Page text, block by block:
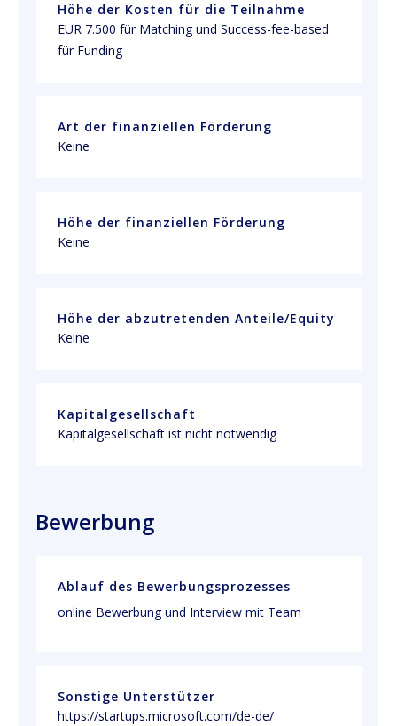
Höhe der Kosten für die Teilnahme
EUR 7.500 für Matching und Success-fee-based
für Funding
Art der finanziellen Förderung
Keine
Höhe der finanziellen Förderung
Keine
Höhe der abzutretenden Anteile/Equity
Keine
Kapitalgesellschaft
Kapitalgesellschaft ist nicht notwendig
Bewerbung
Ablauf des Bewerbungsprozesses
online Bewerbung und Interview mit Team
Sonstige Unterstützer
https://startups.microsoft.com/de-de/